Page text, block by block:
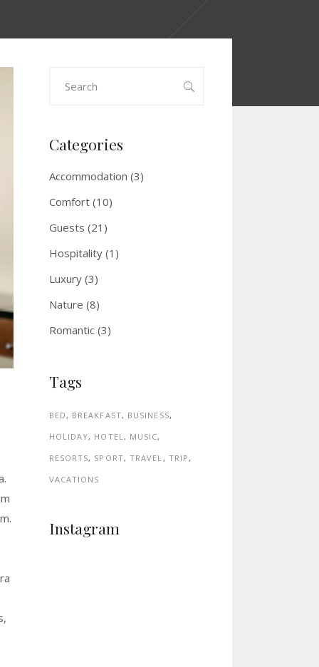
Categories
Accommodation (3)
Comfort(10)
Guests (21)
Hospitality(1)
Luxury(3)
Nature (8)
Romantic(3)
Tags
BED BREAKFAST
BUSINESS
HOLIDAY
HOTEL
MUSIC
RESORTS
SPORT TRAVEL
TRIP
VACATIONS
Instagram